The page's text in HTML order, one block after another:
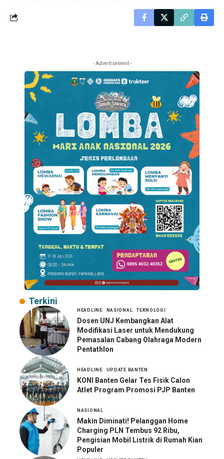
- Advertisement -
Terkini
HEADLINE NASIONAL TEKNOLOGI
Dosen UNJ Kembangkan Alat
Modifikasi Laser untuk Mendukung
Pemasalan Cabang Olahraga Modern
Pentathlon
HEADLINE UPDATE BANTEN
KONI Banten Gelar Tes Fisik Calon
Atlet Program Promosi PJP Banten
NASIONAL
Makin Diminati! Pelanggan Home
Charging PLN Tembus 92 Ribu,
Pengisian Mobil Listrik di Rumah Kian
Populer